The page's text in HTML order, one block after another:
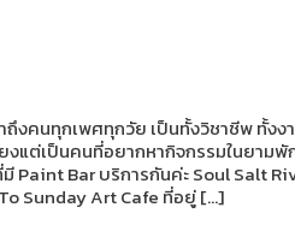
คนทุกเพศทุกวัย เป็นทั้งวิชาชีพ ทั้งง
แต่เป็นคนที่อยากหากิจกรรมในยาม
Paint Bar บริการกันค่ะ Soul Salt
Sunday Art Cafe ที่อยู่ […]